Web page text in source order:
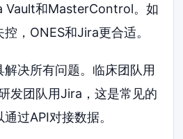
Vault和MasterControl。如
，ONES和Jira更合适。
决所有问题。临床团队用
发团队用Jira，这是常见的
过API对接数据。